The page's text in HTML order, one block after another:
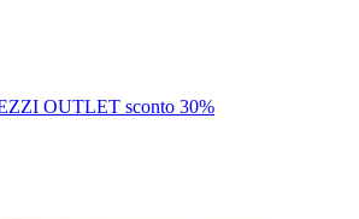
OUTLET sconto 30%